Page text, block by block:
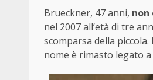
Brueckner, 47 anni, non
nel 2007 all’età di tre
scomparsa della
nome è rimasto legato